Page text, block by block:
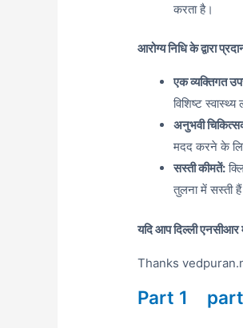
करता है।
आरोग्य निधि के द्वारा
एक व्यक्तिगत
विशिष्ट स्वास्थ्य
अनुभवी
मदद करने के
सस्ती कीमतें:
तुलना में सस्ती
यदि आप दिल्ली एनसीआर
Thanks
Part 1